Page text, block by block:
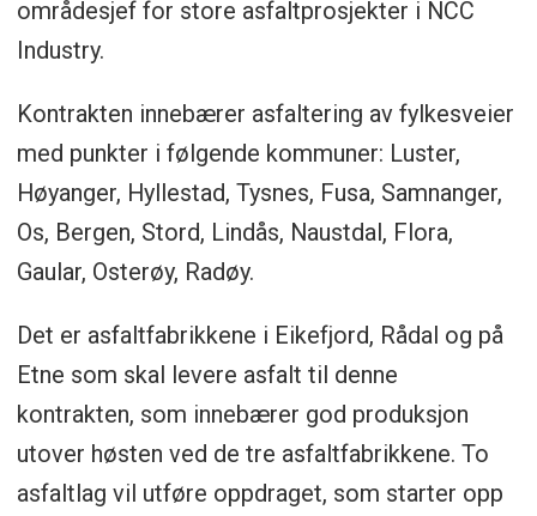
områdesjef for store asfaltprosjekter i NCC
Industry.
Kontrakten innebærer asfaltering av fylkesveier
med punkter i følgende kommuner: Luster,
Høyanger, Hyllestad, Tysnes, Fusa, Samnanger,
Os, Bergen, Stord, Lindås, Naustdal, Flora,
Gaular, Osterøy, Radøy.
Det er asfaltfabrikkene i Eikefjord, Rådal og på
Etne som skal levere asfalt til denne
kontrakten, som innebærer god produksjon
utover høsten ved de tre asfaltfabrikkene. To
asfaltlag vil utføre oppdraget, som starter opp